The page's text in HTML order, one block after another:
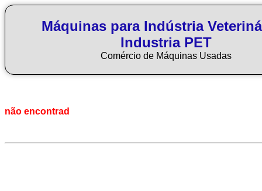
Máquinas para Indústria
Industria PET
Comércio de Máquinas Usadas
não encontrad